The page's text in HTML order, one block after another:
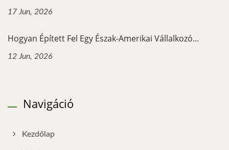
17 Jun, 2026
Hogyan Épített Fel Egy Észak-Amerikai Vállalkozó...
12 Jun, 2026
Navigáció
Kezdőlap